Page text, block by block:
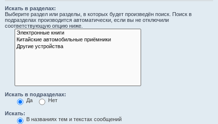
Искать в разделах:
Выберите раздел или разделы, в которых будет произведён поиск. Поиск в
подразделах производится автоматически, если вы не отключили
соответствующую опцию ниже.
Искать в подразделах:
Да
Нет
Искать:
В названиях тем и текстах сообщений